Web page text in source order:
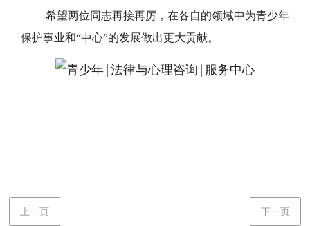
度“优秀员工”。
希望两位同志再接再厉，在各自的领域中为青少年
保护事业和“中心”的发展做出更大贡献。